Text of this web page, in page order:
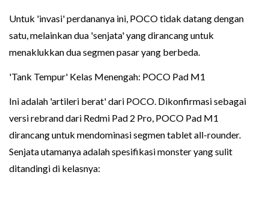
Untuk 'invasi' perdananya ini, POCO tidak datang dengan
satu, melainkan dua 'senjata' yang dirancang untuk
menaklukkan dua segmen pasar yang berbeda.
'Tank Tempur' Kelas Menengah: POCO Pad M1
Ini adalah 'artileri berat' dari POCO. Dikonfirmasi sebagai
versi rebrand dari Redmi Pad 2 Pro, POCO Pad M1
dirancang untuk mendominasi segmen tablet all-rounder.
Senjata utamanya adalah spesifikasi monster yang sulit
ditandingi di kelasnya: